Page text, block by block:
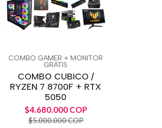
COMBO GAMER + MONITOR
GRATIS
COMBO CUBICO /
RYZEN 7 8700F + RTX
5050
$4.680.000 COP
$5.000.000 COP